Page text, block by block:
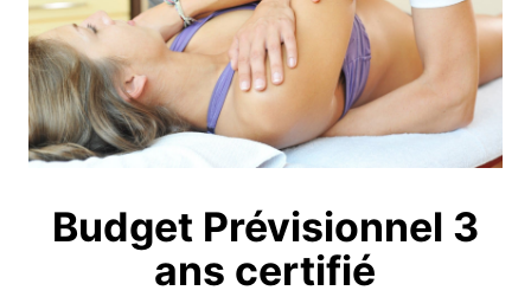
Budget Prévisionnel 3
ans certifié